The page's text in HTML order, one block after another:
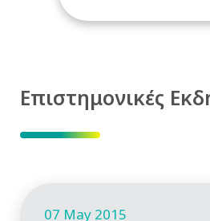
Επιστημονικές
07 May 2015